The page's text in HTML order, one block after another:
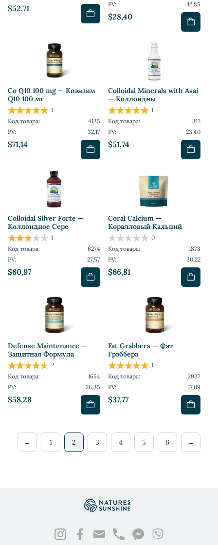
$52,71
$28,40
PV:
12,85
Co Q10 100 mg — Коэнзим
Q10 100 мг
$71,14
1
Код товара:
4135
PV:
32,17
Colloidal Minerals with Asai
— Коллоидны
$51,74
1
Код товара:
312
PV:
23,40
Colloidal Silver Forte —
Коллоидное Сере
$60,97
1
Код товара:
6274
PV:
27,57
Coral Calcium —
Коралловый Кальций
$66,81
0
Код товара:
1873
PV:
30,22
Defense Maintenance —
Защитная Формула
$58,28
2
Код товара:
1654
PV:
26,35
Fat Grabbers — Фэт
Грэбберз
$37,77
1
Код товара:
2937
PV:
17,09
← 1 2 3 4 5 6 →